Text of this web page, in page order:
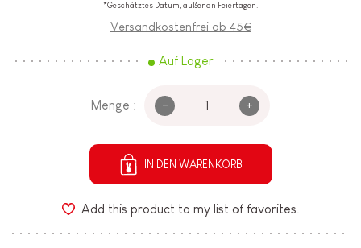
*Geschätztes Datum, außer an Feiertagen.
Versandkostenfrei ab 45€
Auf Lager
Menge : - +
IN DEN WARENKORB
Add this product to my list of favorites.